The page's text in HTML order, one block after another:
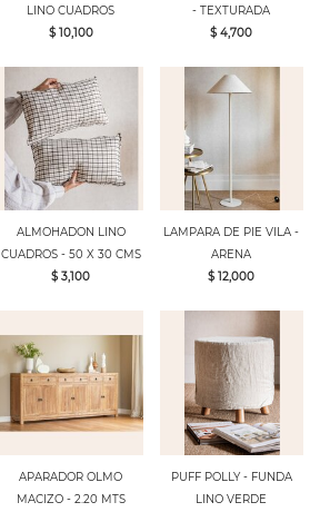
LINO CUADROS
$ 10,100
- TEXTURADA
$ 4,700
ALMOHADON LINO
CUADROS - 50 X 30 CMS
$ 3,100
LAMPARA DE PIE VILA -
ARENA
$ 12,000
APARADOR OLMO
MACIZO - 2.20 MTS
PUFF POLLY - FUNDA
LINO VERDE